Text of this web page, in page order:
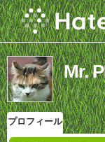
Mr.
プロフィール